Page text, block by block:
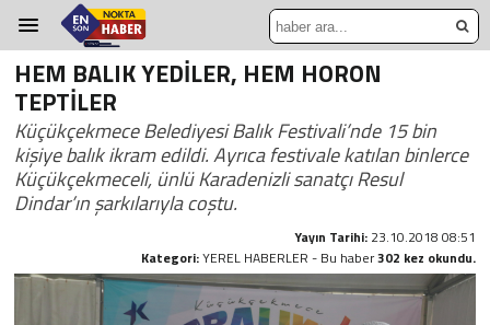
HEM BALIK YEDİLER, HEM HORON
TEPTİLER
Küçükçekmece Belediyesi Balık Festivali’nde 15 bin
kişiye balık ikram edildi. Ayrıca festivale katılan binlerce
Küçükçekmeceli, ünlü Karadenizli sanatçı Resul
Dindar’ın şarkılarıyla coştu.
Yayın Tarihi: 23.10.2018 08:51
Kategori:YEREL HABERLER - Bu haber302 kez okundu.